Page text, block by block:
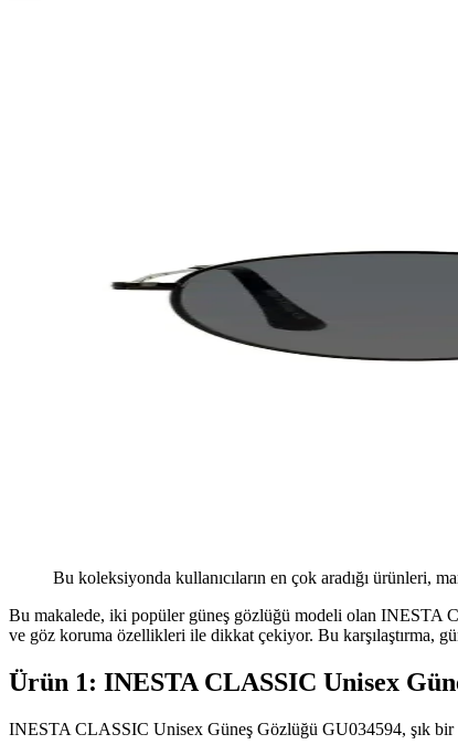
Bu koleksiyonda kullanıcıların en çok aradığı ürünleri,
Bu makalede, iki popüler güneş gözlüğü modeli olan INESTA
ve göz koruma özellikleri ile dikkat çekiyor. Bu karşılaştırma,
Ürün 1: INESTA CLASSIC Unisex
INESTA CLASSIC Unisex Güneş Gözlüğü GU034594, şık bir